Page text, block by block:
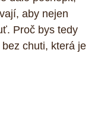
aby nejen
Proč bys tedy
chuti, která je